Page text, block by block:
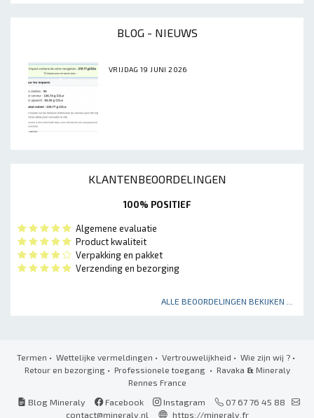
BLOG - NIEUWS
VRIJDAG 19 JUNI 2026
KLANTENBEOORDELINGEN
100% POSITIEF
Algemene evaluatie
Product kwaliteit
Verpakking en pakket
Verzending en bezorging
ALLE BEOORDELINGEN BEKIJKEN ...
Termen • Wettelijke vermeldingen • Vertrouwelijkheid • Wie zijn wij ? •
Retour en bezorging• Professionele toegang • Ravaka & Mineraly
Rennes France
Blog Mineraly
Facebook Instagram
07 67 76 45 88
contact@mineraly.nl
https://mineraly.fr